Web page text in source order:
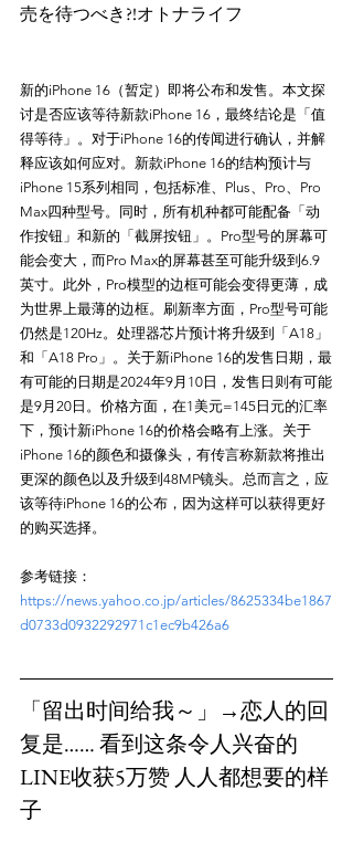
新的iPhone 16（暂定）即将公布和发售。本文探
讨是否应该等待新款iPhone 16，最终结论是「值
得等待」。对于iPhone 16的传闻进行确认，并解
释应该如何应对。新款iPhone 16的结构预计与
iPhone 15系列相同，包括标准、Plus、Pro、Pro
Max四种型号。同时，所有机种都可能配备「动
作按钮」和新的「截屏按钮」。Pro型号的屏幕可
能会变大，而Pro Max的屏幕甚至可能升级到6.9
英寸。此外，Pro模型的边框可能会变得更薄，成
为世界上最薄的边框。刷新率方面，Pro型号可能
仍然是120Hz。处理器芯片预计将升级到「A18」
和「A18 Pro」。关于新iPhone 16的发售日期，最
有可能的日期是2024年9月10日，发售日则有可能
是9月20日。价格方面，在1美元=145日元的汇率
下，预计新iPhone 16的价格会略有上涨。关于
iPhone 16的颜色和摄像头，有传言称新款将推出
更深的颜色以及升级到48MP镜头。总而言之，应
该等待iPhone 16的公布，因为这样可以获得更好
参考链接：
https://news.yahoo.co.jp/articles/8625334be1867
d0733d0932292971c1ec9b426a6
「留出时间给我～」→恋人的回
复是…… 看到这条令人兴奋的
LINE收获5万赞 人人都想要的样
子